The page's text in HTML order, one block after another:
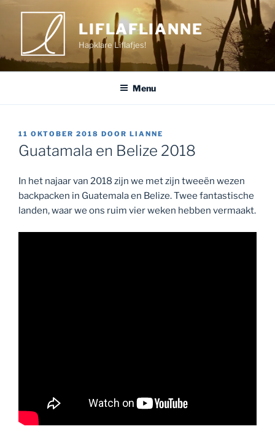
inhoud
LIFLAFLIANNE
Hapklare Liflafjes!
Menu
GEPLAATST
OP
11 OKTOBER 2018 DOOR LIANNE
Guatamala en Belize 2018
In het najaar van 2018 zijn we met zijn tweeën wezen
backpacken in Guatemala en Belize. Twee fantastische
landen, waar we ons ruim vier weken hebben vermaakt.